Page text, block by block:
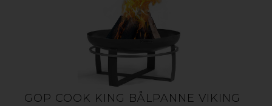
GOP COOK KING BÅLPANNE VIKING